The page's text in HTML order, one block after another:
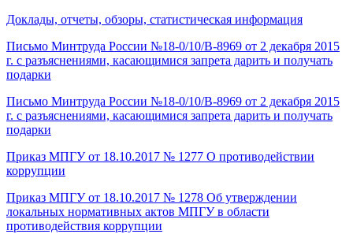
Доклады, отчеты, обзоры, статистическая информация
Письмо Минтруда России №18-0/10/В-8969 от 2 декабря 2015
г. с разъяснениями, касающимися запрета дарить и получать
подарки
Письмо Минтруда России №18-0/10/В-8969 от 2 декабря 2015
г. с разъяснениями, касающимися запрета дарить и получать
подарки
Приказ МПГУ от 18.10.2017 № 1277 О противодействии
коррупции
Приказ МПГУ от 18.10.2017 № 1278 Об утверждении
локальных нормативных актов МПГУ в области
противодействия коррупции